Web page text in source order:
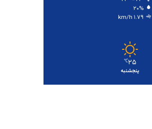
۲۰%
۱.۷۹ km/h
۲۵℃
پنجشنبه